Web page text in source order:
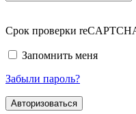
Срок проверки
Запомнить меня
Забыли пароль?